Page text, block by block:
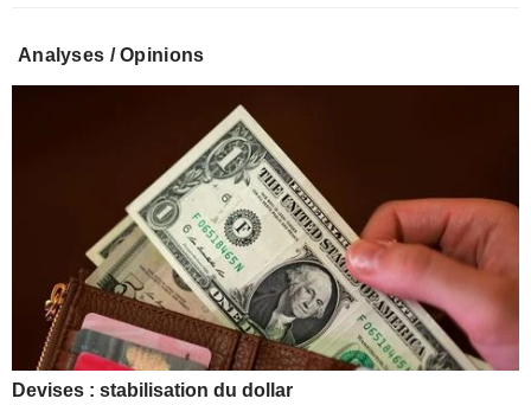
Analyses / Opinions
Devises : stabilisation du dollar